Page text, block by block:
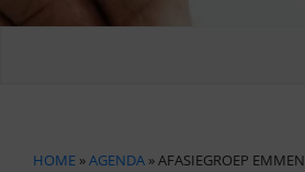
HOME »AGENDA » AFASIEGROEP EMMEN